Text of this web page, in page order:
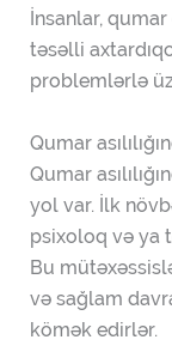
İnsanlar,
təsəlli
problemlərlə
Qumar
Qumar
yol var. İlk
psixoloq və ya
Bu
və sağlam
kömək edirlər.